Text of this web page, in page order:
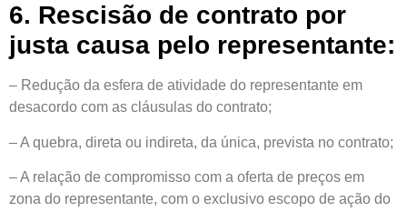
6. Rescisão de contrato por
justa causa pelo representante:
– Redução da esfera de atividade do representante em
desacordo com as cláusulas do contrato;
– A quebra, direta ou indireta, da única, prevista no contrato;
– A relação de compromisso com a oferta de preços em
zona do representante, com o exclusivo escopo de ação do